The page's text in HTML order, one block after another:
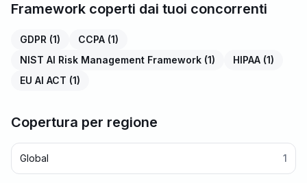
Framework coperti dai tuoi concorrenti
GDPR (1) CCPA (1)
NIST AI Risk Management Framework (1) HIPAA (1)
EU AI ACT (1)
Copertura per regione
Global 1